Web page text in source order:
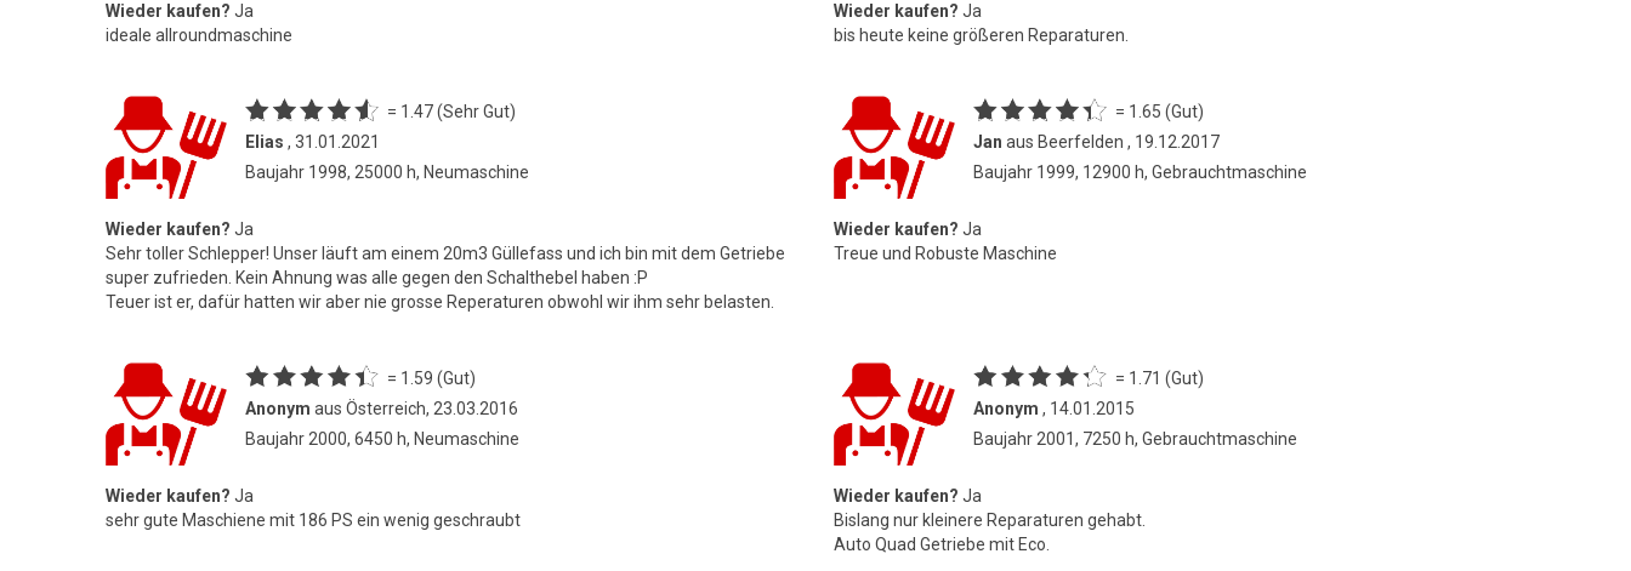
Wieder kaufen? Ja
ideale allroundmaschine
Wieder kaufen? Ja
bis heute keine größeren Reparaturen.
= 1.47 (Sehr Gut)
Elias , 31.01.2021
Baujahr 1998, 25000 h, Neumaschine
Wieder kaufen? Ja
Sehr toller Schlepper! Unser läuft am einem 20m3 Güllefass und ich bin mit dem Getriebe
super zufrieden. Kein Ahnung was alle gegen den Schalthebel haben :P
Teuer ist er, dafür hatten wir aber nie grosse Reperaturen obwohl wir ihm sehr belasten.
= 1.65 (Gut)
Jan aus Beerfelden , 19.12.2017
Baujahr 1999, 12900 h, Gebrauchtmaschine
Wieder kaufen? Ja
Treue und Robuste Maschine
= 1.59 (Gut)
Anonym aus Österreich, 23.03.2016
Baujahr 2000, 6450 h, Neumaschine
Wieder kaufen? Ja
sehr gute Maschiene mit 186 PS ein wenig geschraubt
= 1.71 (Gut)
Anonym , 14.01.2015
Baujahr 2001, 7250 h, Gebrauchtmaschine
Wieder kaufen? Ja
Bislang nur kleinere Reparaturen gehabt.
Auto Quad Getriebe mit Eco.